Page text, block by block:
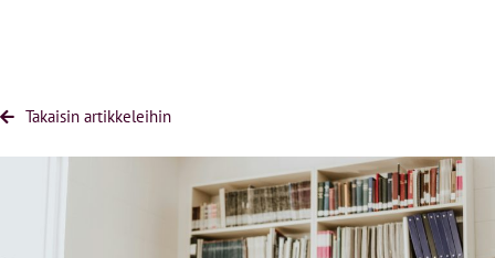
Takaisin artikkeleihin